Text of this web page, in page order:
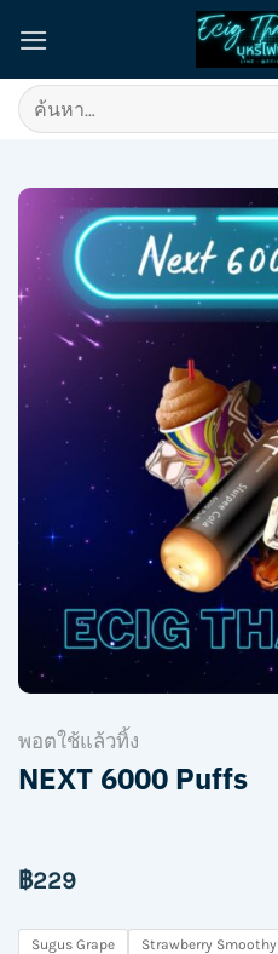
content
ค้นหา:
พอตใช้แล้วทิ้ง
NEXT 6000 Puffs
฿229
Sugus Grape Strawberry Smoothy